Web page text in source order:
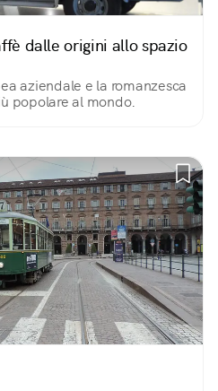
dalle origini allo spazio
aziendale e la romanzesca
popolare al mondo.